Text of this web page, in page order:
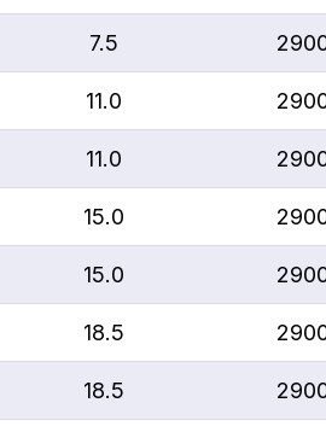
7.5
11.0
11.0
15.0
15.0
18.5
18.5